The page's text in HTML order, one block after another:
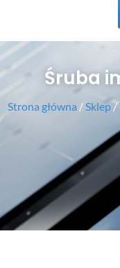
Śruba
Strona główna / Sklep/